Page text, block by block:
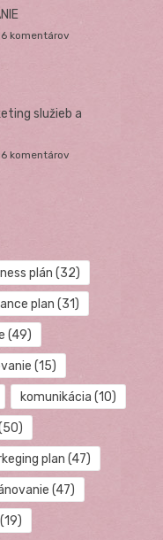
6 komentárov
služieb a
6 komentárov
plán (32)
plan (31)
(49)
(15)
komunikácia (10)
plan (47)
(47)